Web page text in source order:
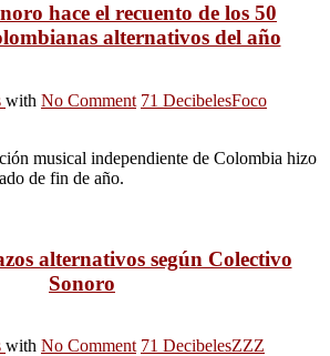
hace el recuento de los 50
alternativos del año
with No Comment 71 DecibelesFoco
musical independiente de Colombia hizo
de fin de año.
alternativos según Colectivo
Sonoro
with No Comment 71 DecibelesZZZ